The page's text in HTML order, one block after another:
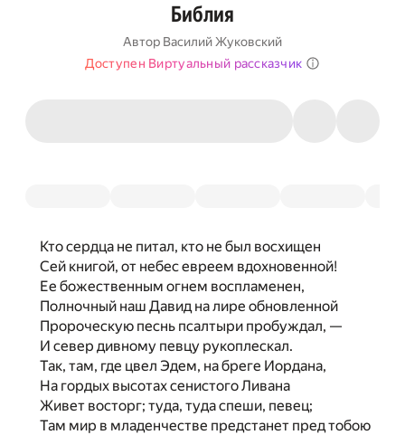
Библия
Автор Василий Жуковский
Доступен Виртуальный рассказчик
Кто сердца не питал, кто не был восхищен
Сей книгой, от небес евреем вдохновенной!
Ее божественным огнем воспламенен,
Полночный наш Давид на лире обновленной
Пророческую песнь псалтыри пробуждал, —
И север дивному певцу рукоплескал.
Так, там, где цвел Эдем, на бреге Иордана,
На гордых высотах сенистого Ливана
Живет восторг; туда, туда спеши, певец;
Там мир в младенчестве предстанет пред тобою